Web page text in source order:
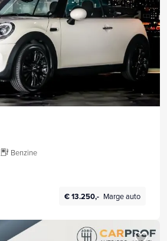
Benzine
€ 13.250,- Marge auto